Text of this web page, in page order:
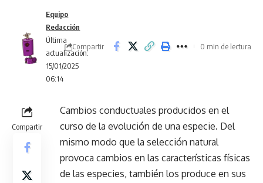
Última
actualización:
15/01/2025
06:14
Equipo
Redacción
Compartir 0 min de lectura
Compartir
Cambios conductuales producidos en el
curso de la evolución de una especie. Del
mismo modo que la selección natural
provoca cambios en las características físicas
de las especies, también los produce en sus